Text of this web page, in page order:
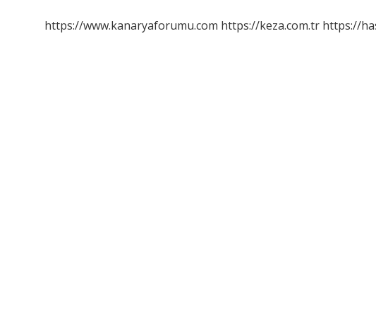
https://www.kanaryaforumu.com https://keza.com.tr https://